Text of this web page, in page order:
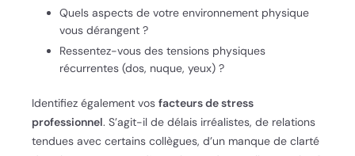
Quels aspects de votre environnement physique
vous dérangent ?
Ressentez-vous des tensions physiques
récurrentes (dos, nuque, yeux) ?
Identifiez également vos facteurs de stress
professionnel. S’agit-il de délais irréalistes, de relations
tendues avec certains collègues, d’un manque de clarté